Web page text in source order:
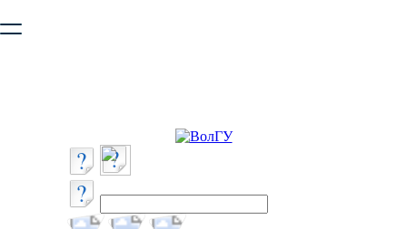
безопасную работу с сайтом. Пожалуйста